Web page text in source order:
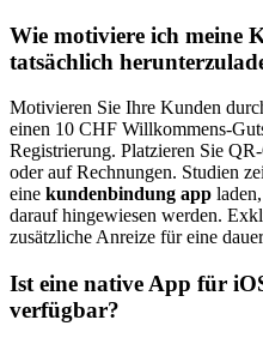
Wie motiviere ich meine
tatsächlich
Motivieren Sie Ihre Kunden
einen 10 CHF Willkommens-
Registrierung. Platzieren Sie
oder auf Rechnungen. Studien
eine kundenbindung app
darauf hingewiesen werden.
zusätzliche Anreize für eine
Ist eine native App für
verfügbar?